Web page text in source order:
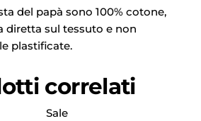
del papà sono 100% cotone,
diretta sul tessuto e non
plastificate.
correlati
Sale